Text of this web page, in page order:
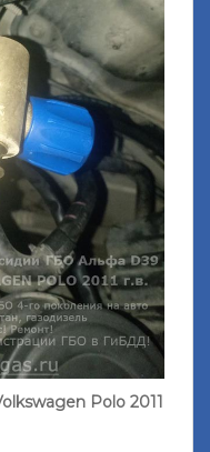
Polo 2011